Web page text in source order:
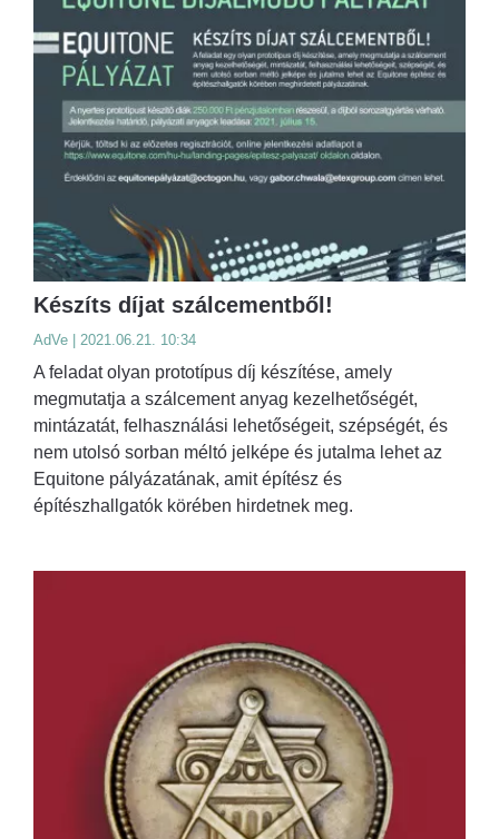
Készíts díjat szálcementből!
AdVe | 2021.06.21. 10:34
A feladat olyan prototípus díj készítése, amely
megmutatja a szálcement anyag kezelhetőségét,
mintázatát, felhasználási lehetőségeit, szépségét, és
nem utolsó sorban méltó jelképe és jutalma lehet az
Equitone pályázatának, amit építész és
építészhallgatók körében hirdetnek meg.